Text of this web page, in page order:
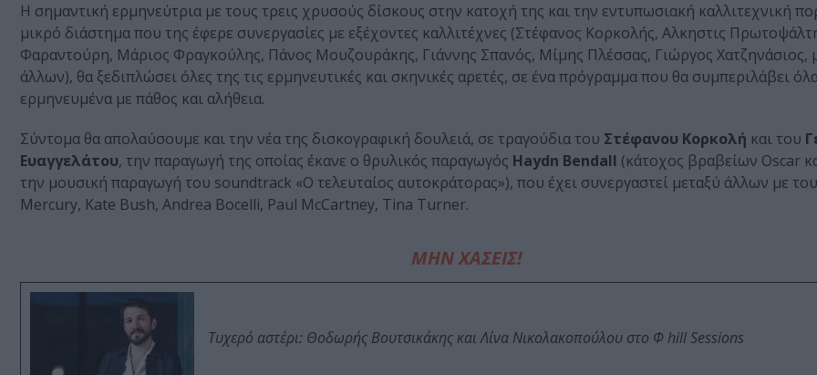
Η σημαντική ερμηνεύτρια με τους τρεις χρυσούς δίσκους στην κατοχή της και την εντυπωσιακή καλλιτεχνική
μικρό διάστημα που της έφερε συνεργασίες με εξέχοντες καλλιτέχνες (Στέφανος Κορκολής, Αλκηστις
Φαραντούρη, Μάριος Φραγκούλης, Πάνος Μουζουράκης, Γιάννης Σπανός, Μίμης Πλέσσας, Γιώργος Χατζηνάσιος,
άλλων), θα ξεδιπλώσει όλες της τις ερμηνευτικές και σκηνικές αρετές, σε ένα πρόγραμμα που θα συμπεριλάβει
ερμηνευμένα με πάθος και αλήθεια.
Σύντομα θα απολαύσουμε και την νέα της δισκογραφική δουλειά, σε τραγούδια του Στέφανου Κορκολή και του
Ευαγγελάτου, την παραγωγή της οποίας έκανε ο θρυλικός παραγωγός Ηaydn Bendall (κάτοχος βραβείων Oscar
την μουσική παραγωγή του soundtrack «Ο τελευταίος αυτοκράτορας»), που έχει συνεργαστεί μεταξύ άλλων με
Mercury, Kate Bush, Andrea Bocelli, Paul McCartney, Tina Turner.
ΜΗΝ ΧΑΣΕΙΣ!
Τυχερό αστέρι: Θοδωρής Βουτσικάκης και Λίνα Νικολακοπούλου στο Φ hill Sessions